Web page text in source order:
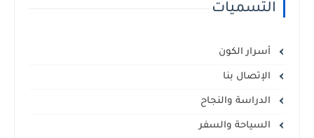
التسميات
أسرار الكون
الإتصال بنا
الدراسة والنجاح
السياحة والسفر